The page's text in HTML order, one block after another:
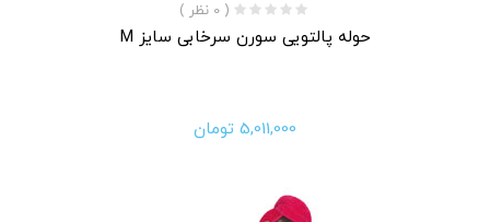
( 0 نظر )
حوله پالتویی سورن سرخابی سایز M
5,011,000 تومان